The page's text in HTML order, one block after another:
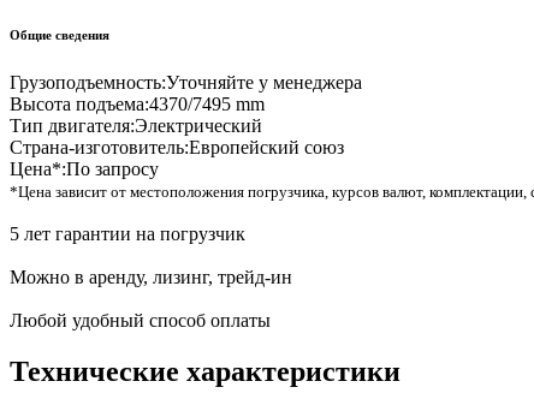
Общие сведения
Грузоподъемность:Уточняйте у менеджера
Высота подъема:4370/7495 mm
Тип двигателя:Электрический
Страна-изготовитель:Европейский союз
Цена*:По запросу
*Цена зависит от местоположения погрузчика, курсов валют,
5 лет гарантии на погрузчик
Можно в аренду, лизинг, трейд-ин
Любой удобный способ оплаты
Технические характеристики